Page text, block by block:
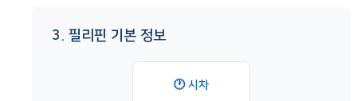
3. 필리핀 기본 정보
🕐 시차